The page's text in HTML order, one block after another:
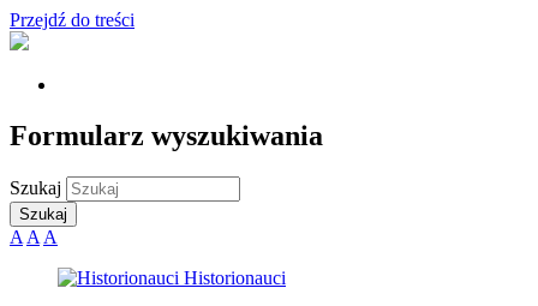
Przejdź do treści
Formularz wyszukiwania
Szukaj
A A A